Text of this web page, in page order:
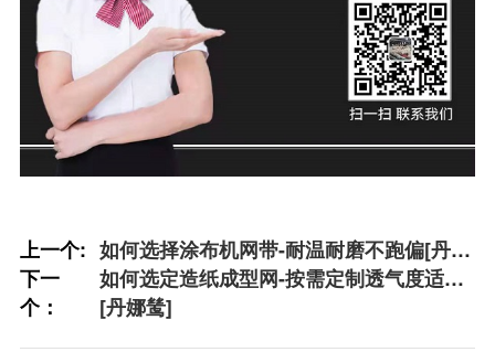
上一个: 如何选择涂布机网带-耐温耐磨不跑偏[丹娜
鸶]
下一
个：
如何选定造纸成型网-按需定制透气度适中
[丹娜鸶]